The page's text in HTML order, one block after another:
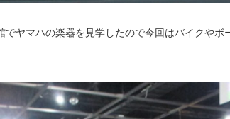
でヤマハの楽器を見学したので今回はバイクやボ